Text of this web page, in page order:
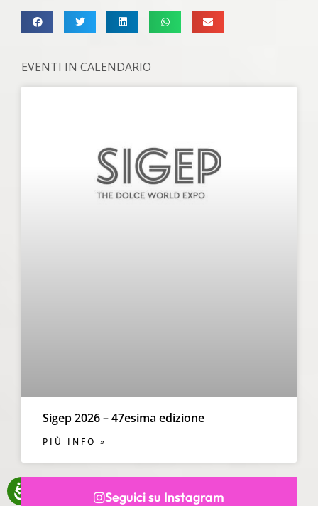
EVENTI IN CALENDARIO
Sigep 2026 – 47esima edizione
PIÙ INFO »
Seguici su Instagram